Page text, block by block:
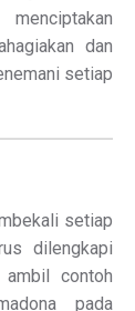
dan
setiap
setiap
dilengkapi
contoh
pada